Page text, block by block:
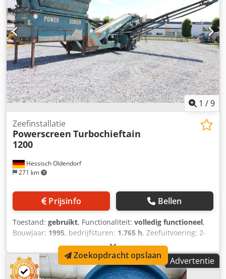
1 /9
Hessisch Oldendorf
271 km
Zeefinstallatie
Powerscreen Turbochieftain
1200
Prijsinfo Bellen
Toestand: gebruikt, Functionaliteit: volledig functioneel,
Bouwjaar: 1995, bedrijfsturen: 1.765 h, Zeefuitvoering: 2-
deks zeefkast Dodpfx Aezh Hcrol Sock Zeefinstallatietype:
2-deks classificatiezeef Actief spijlenrooster:
Toevoeroppervlak ca. 4000 x 2500 mm Toevoergte: ca. 3500
mm
Advertentie
Zoekopdracht opslaan